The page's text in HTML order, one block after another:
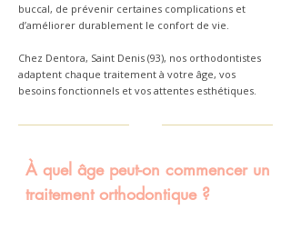
buccal, de prévenir certaines complications et
d’améliorer durablement le confort de vie.
Chez Dentora, Saint Denis (93), nos orthodontistes
adaptent chaque traitement à votre âge, vos
besoins fonctionnels et vos attentes esthétiques.
À quel âge peut-on commencer un
traitement orthodontique ?